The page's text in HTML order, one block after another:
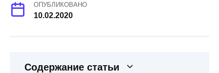
ОПУБЛИКОВАНО
10.02.2020
Содержание статьи